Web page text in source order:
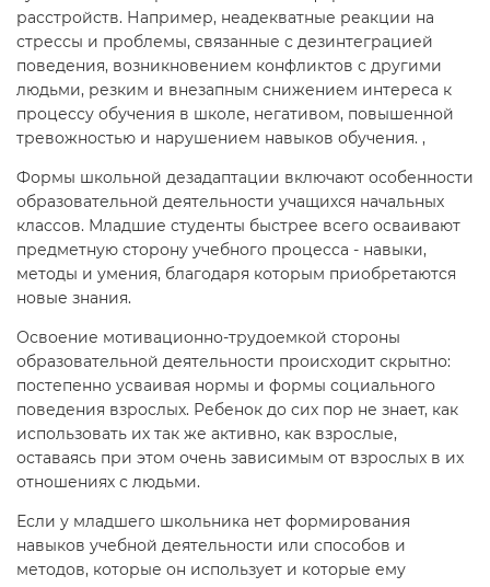
расстройств. Например, неадекватные реакции на
стрессы и проблемы, связанные с дезинтеграцией
поведения, возникновением конфликтов с другими
людьми, резким и внезапным снижением интереса к
процессу обучения в школе, негативом, повышенной
тревожностью и нарушением навыков обучения. ,
Формы школьной дезадаптации включают особенности
образовательной деятельности учащихся начальных
классов. Младшие студенты быстрее всего осваивают
предметную сторону учебного процесса - навыки,
методы и умения, благодаря которым приобретаются
новые знания.
Освоение мотивационно-трудоемкой стороны
образовательной деятельности происходит скрытно:
постепенно усваивая нормы и формы социального
поведения взрослых. Ребенок до сих пор не знает, как
использовать их так же активно, как взрослые,
оставаясь при этом очень зависимым от взрослых в их
отношениях с людьми.
Если у младшего школьника нет формирования
навыков учебной деятельности или способов и
методов, которые он использует и которые ему